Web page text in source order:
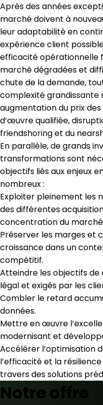
Après des années
marché doivent à
leur adaptabilité en
expérience client
efficacité opérationnelle
marché dégradées et
chute de la demande,
complexité grandissante
augmentation du prix
d’œuvre qualifiée,
friendshoring et du
En parallèle, de grands
transformations sont
objectifs liés aux enjeux
nombreux :
Exploiter pleinement les
des différentes
concentration du
Préserver les marges et
croissance dans un
compétitif.
Atteindre les objectifs
légal et exigés par les
Combler le retard
données.
Mettre en œuvre
modernisant et
Accélérer l’optimisation
l’efficacité et la
travers des solutions
Notre offre